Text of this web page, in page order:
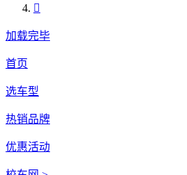

加载完毕
首页
选车型
热销品牌
优惠活动